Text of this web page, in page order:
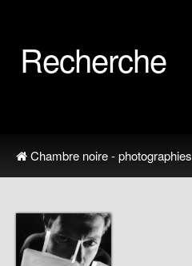
Recherche
Chambre noire - photographies